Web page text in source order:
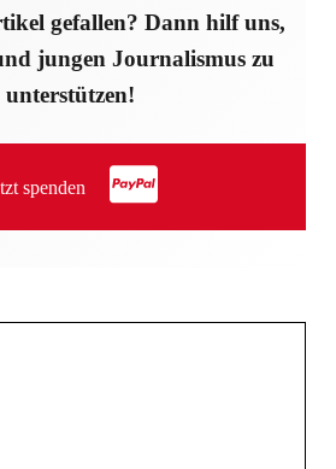
gefallen? Dann hilf uns,
jungen Journalismus zu
unterstützen!
spenden